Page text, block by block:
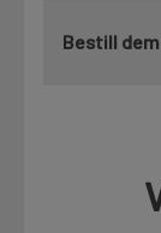
Bestill